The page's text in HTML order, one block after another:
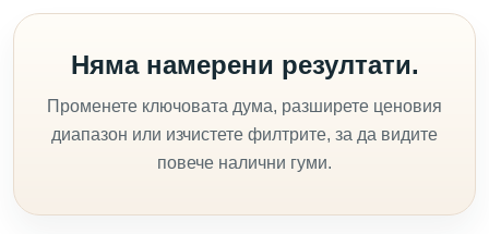
Няма намерени резултати.
Променете ключовата дума, разширете ценовия
диапазон или изчистете филтрите, за да видите
повече налични гуми.